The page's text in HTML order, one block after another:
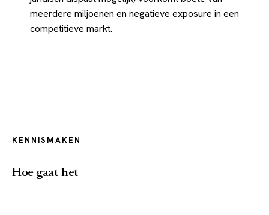
meerdere miljoenen en negatieve exposure in een
competitieve markt.
KENNISMAKEN
Hoe gaat het